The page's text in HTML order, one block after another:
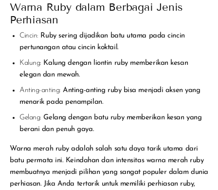
Warna Ruby dalam Berbagai Jenis
Perhiasan
Cincin: Ruby sering dijadikan batu utama pada cincin
pertunangan atau cincin koktail.
Kalung: Kalung dengan liontin ruby memberikan kesan
elegan dan mewah.
Anting-anting: Anting-anting ruby bisa menjadi aksen yang
menarik pada penampilan.
Gelang: Gelang dengan batu ruby memberikan kesan yang
berani dan penuh gaya.
Warna merah ruby adalah salah satu daya tarik utama dari
batu permata ini. Keindahan dan intensitas warna merah ruby
membuatnya menjadi pilihan yang sangat populer dalam dunia
perhiasan. Jika Anda tertarik untuk memiliki perhiasan ruby,